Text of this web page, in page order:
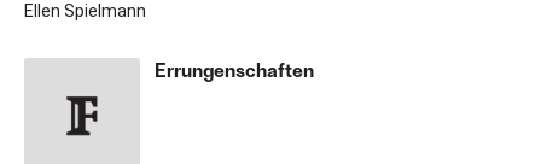
Ellen Spielmann
Errungenschaften